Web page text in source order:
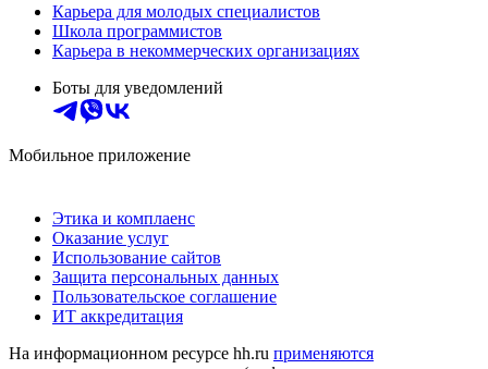
Карьера для молодых специалистов
Школа программистов
Карьера в некоммерческих организациях
Боты для уведомлений
Мобильное приложение
Этика и комплаенс
Оказание услуг
Использование сайтов
Защита персональных данных
Пользовательское соглашение
ИТ аккредитация
На информационном ресурсе hh.ru применяются